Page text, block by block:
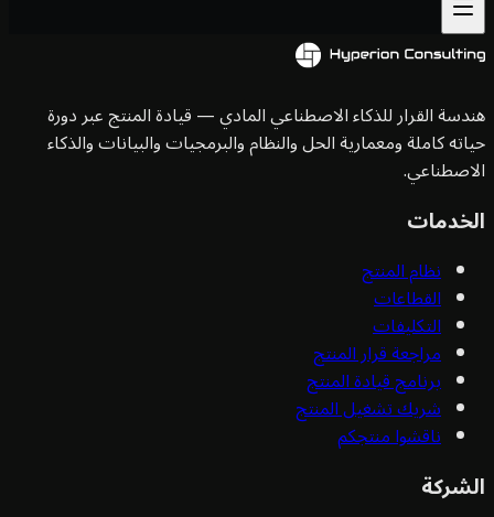
القرار للذكاء الاصطناعي المادي — قيادة المنتج عبر دورة
كاملة ومعمارية الحل والنظام والبرمجيات والبيانات والذكاء
نظام المنتج
القطاعات
التكليفات
مراجعة قرار المنتج
برنامج قيادة المنتج
شريك تشغيل المنتج
ناقشوا منتجكم